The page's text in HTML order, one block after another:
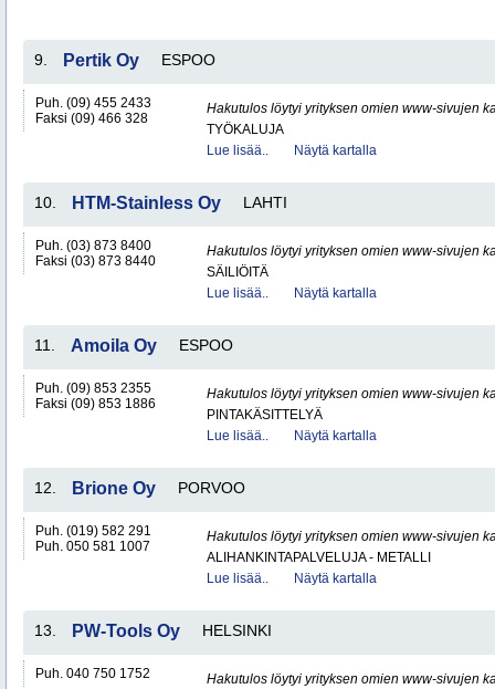
9. Pertik Oy ESPOO
Puh. (09) 455 2433
Faksi (09) 466 328
Hakutulos löytyi yrityksen omien www-sivujen
TYÖKALUJA
Lue lisää..
Näytä kartalla
10. HTM-Stainless Oy LAHTI
Puh. (03) 873 8400
Faksi (03) 873 8440
Hakutulos löytyi yrityksen omien www-sivujen
SÄILIÖITÄ
Lue lisää..
Näytä kartalla
11. Amoila Oy ESPOO
Puh. (09) 853 2355
Faksi (09) 853 1886
Hakutulos löytyi yrityksen omien www-sivujen
PINTAKÄSITTELYÄ
Lue lisää..
Näytä kartalla
12. Brione Oy PORVOO
Puh. (019) 582 291
Puh. 050 581 1007
Hakutulos löytyi yrityksen omien www-sivujen
ALIHANKINTAPALVELUJA - METALLI
Lue lisää..
Näytä kartalla
13. PW-Tools Oy HELSINKI
Puh. 040 750 1752
Hakutulos löytyi yrityksen omien www-sivujen